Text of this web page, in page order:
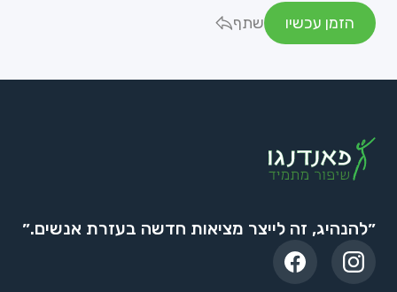
הזמן עכשיו
שתף
״להנהיג, זה לייצר מציאות חדשה בעזרת אנשים.״